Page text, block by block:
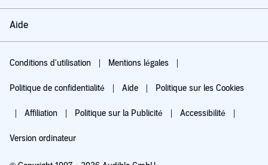
Aide
Conditions d'utilisation Mentions légales
Politique de confidentialité Aide Politique sur les Cookies
Affiliation Politique sur la Publicité Accessibilité
Version ordinateur